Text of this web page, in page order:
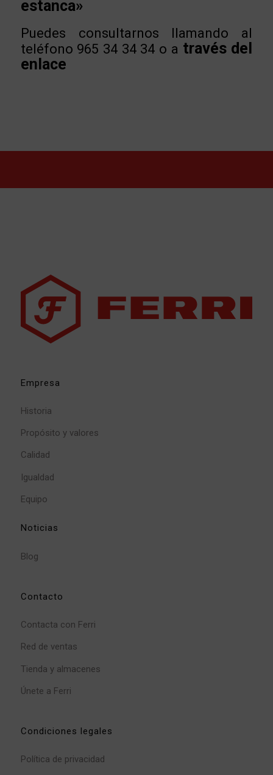
estanca»
Puedes consultarnos llamando al
teléfono 965 34 34 34 o a través del
enlace
Empresa
Historia
Propósito y valores
Calidad
Igualdad
Equipo
Noticias
Blog
Contacto
Contacta con Ferri
Red de ventas
Tienda y almacenes
Únete a Ferri
Condiciones legales
Política de privacidad